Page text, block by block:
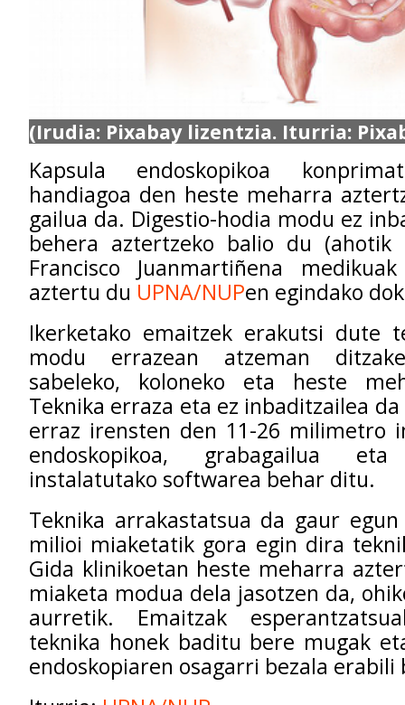
(Irudia: Pixabay lizentzia. Iturria:
Kapsula endoskopikoa
handiagoa den heste meharra
gailua da. Digestio-hodia modu ez
behera aztertzeko balio du (ahotik
Francisco Juanmartiñena
aztertu du UPNA/NUPen egindako
Ikerketako emaitzek erakutsi dute
modu errazean atzeman
sabeleko, koloneko eta heste
Teknika erraza eta ez inbaditzailea
erraz irensten den 11-26 milimetro
endoskopikoa, grabagailua eta
instalatutako softwarea behar ditu.
Teknika arrakastatsua da gaur
milioi miaketatik gora egin dira
Gida klinikoetan heste meharra
miaketa modua dela jasotzen da,
aurretik. Emaitzak
teknika honek baditu bere mugak
endoskopiaren osagarri bezala erabili